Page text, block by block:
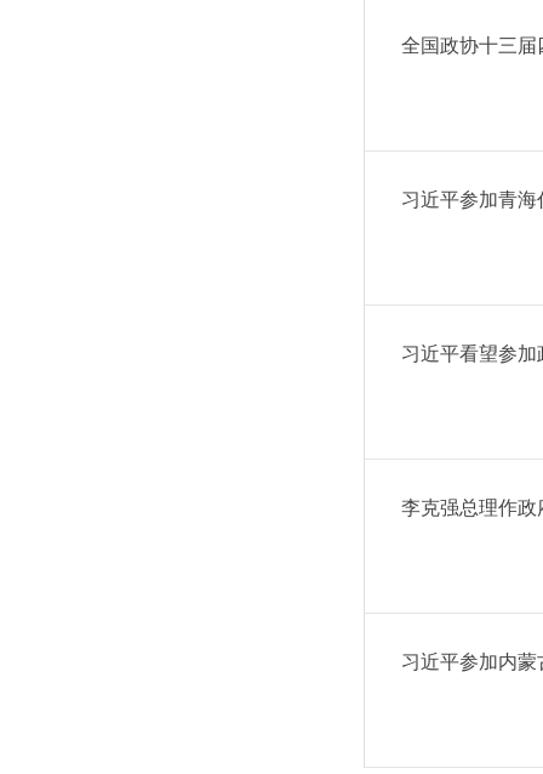
全国政协十三届
习近平参加青海
习近平看望参
李克强总理作
习近平参加内